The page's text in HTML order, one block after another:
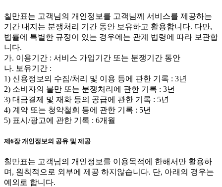
칠만표는 고객님의 개인정보를 고객님께 서비스를 제공하는
기간 내지는 분쟁처리 기간 동안 보유하고 활용합니다. 다만,
법률에 특별한 규정이 있는 경우에는 관계 법령에 따라 보관합
니다.
가. 이용기간 : 서비스 가입기간 또는 분쟁기간 동안
나. 보유기간 :
1) 신용정보의 수집/처리 및 이용 등에 관한 기록 : 3년
2) 소비자의 불만 또는 분쟁처리에 관한 기록 : 3년
3) 대금결제 및 재화 등의 공급에 관한 기록 : 5년
4) 계약 또는 청약철회 등에 관한 기록 : 5년
5) 표시/광고에 관한 기록 : 6개월
제6장 개인정보의 공유 및 제공
칠만표는 고객님의 개인정보를 이용목적에 한해서만 활용하
며, 원칙적으로 외부에 제공 하지않습니다. 단, 아래의 경우는
예외로 합니다.